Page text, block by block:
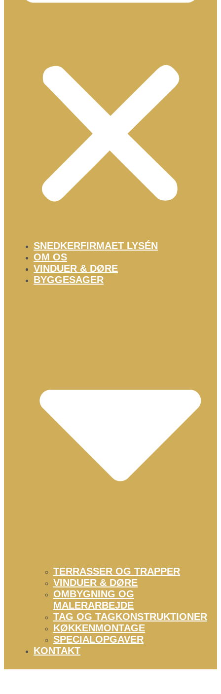
SNEDKERFIRMAET LYSÉN
OM OS
VINDUER & DØRE
BYGGESAGER
TERRASSER OG TRAPPER
VINDUER & DØRE
OMBYGNING OG
MALERARBEJDE
TAG OG TAGKONSTRUKTIONER
KØKKENMONTAGE
SPECIALOPGAVER
KONTAKT